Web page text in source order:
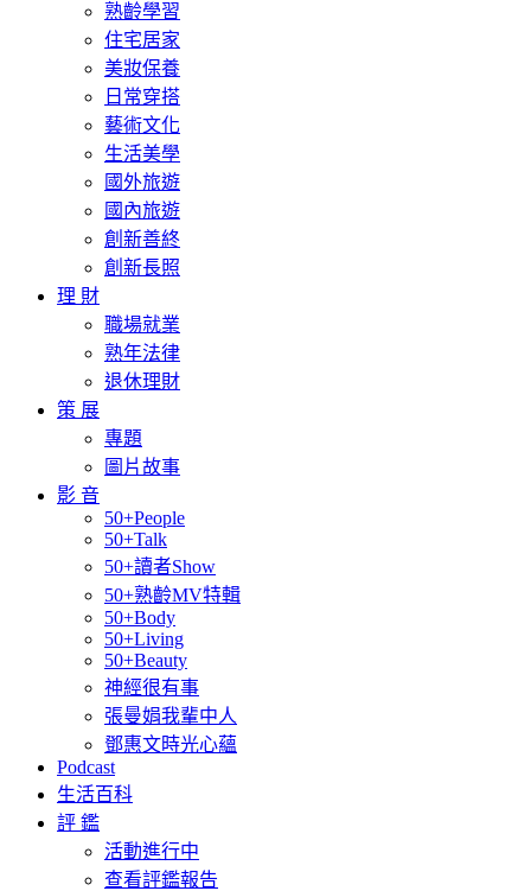
熟齡學習
住宅居家
美妝保養
日常穿搭
藝術文化
生活美學
國外旅遊
國內旅遊
創新善終
創新長照
理 財
職場就業
熟年法律
退休理財
策 展
專題
圖片故事
影 音
50+People
50+Talk
50+讀者Show
50+熟齡MV特輯
50+Body
50+Living
50+Beauty
神經很有事
張曼娟我輩中人
鄧惠文時光心蘊
Podcast
生活百科
評 鑑
活動進行中
查看評鑑報告